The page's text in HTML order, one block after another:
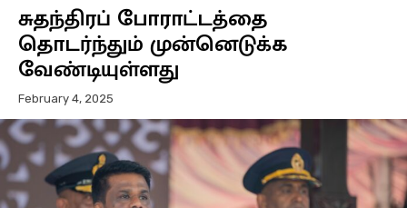
சுதந்திரப் போராட்டத்தை
தொடர்ந்தும் முன்னெடுக்க
வேண்டியுள்ளது
February 4, 2025